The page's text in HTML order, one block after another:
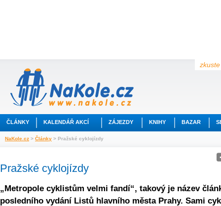
ČLÁNKY KALENDÁŘ AKCÍ ZÁJEZDY KNIHY BAZAR
NaKole.cz > Články > Pražské cyklojízdy
Pražské cyklojízdy
„Metropole cyklistům velmi fandí“, takový je název
posledního vydání Listů hlavního města Prahy. Sami